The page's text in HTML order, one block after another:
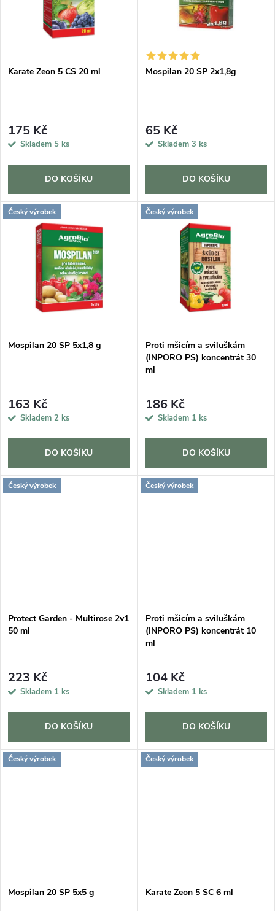
p
o
d
u
s
r
o
d
u
Karate Zeon 5 CS 20 ml
175 Kč
Skladem 5 ks
DO KOŠÍKU
Mospilan 20 SP 2x1,8g
65 Kč
Skladem 3 ks
DO KOŠÍKU
Český výrobek
Mospilan 20 SP 5x1,8 g
163 Kč
Skladem 2 ks
DO KOŠÍKU
Český výrobek
Proti mšicím a sviluškám
(INPORO PS) koncentrát 30
ml
186 Kč
Skladem 1 ks
DO KOŠÍKU
Český výrobek
Protect Garden - Multirose 2v1
50 ml
223 Kč
Skladem 1 ks
DO KOŠÍKU
Český výrobek
Proti mšicím a sviluškám
(INPORO PS) koncentrát 10
ml
104 Kč
Skladem 1 ks
DO KOŠÍKU
Český výrobek
Mospilan 20 SP 5x5 g
Český výrobek
Karate Zeon 5 SC 6 ml